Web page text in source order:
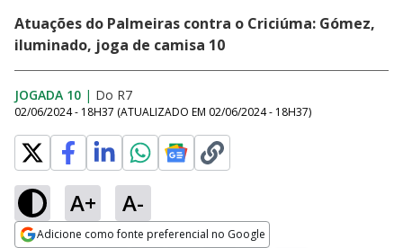
Atuações do Palmeiras contra o Criciúma: Gómez,
iluminado, joga de camisa 10
JOGADA 10 | Do R7
02/06/2024 - 18H37 (ATUALIZADO EM 02/06/2024 - 18H37)
A+ A-
Adicione como fonte preferencial no Google